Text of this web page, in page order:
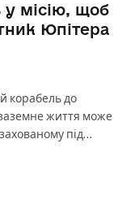
місію, щоб
Юпітера
корабель до
життя може
під…